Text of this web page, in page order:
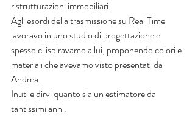
ristrutturazioni immobiliari.
Agli esordi della trasmissione su Real Time
lavoravo in uno studio di progettazione e
spesso ci ispiravamo a lui, proponendo colori e
materiali che avevamo visto presentati da
Andrea.
Inutile dirvi quanto sia un estimatore da
tantissimi anni.